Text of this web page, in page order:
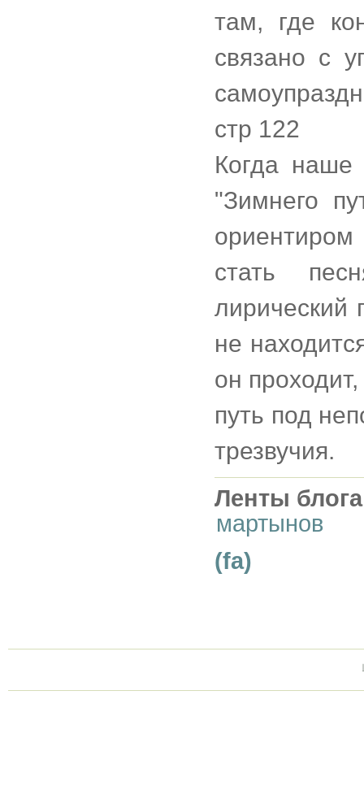
там, где
связано с
стр 122
Когда наше
"Зимнего
стать
лирический
не
он
путь под
трезвучия.
Ленты
мартынов
(fa)